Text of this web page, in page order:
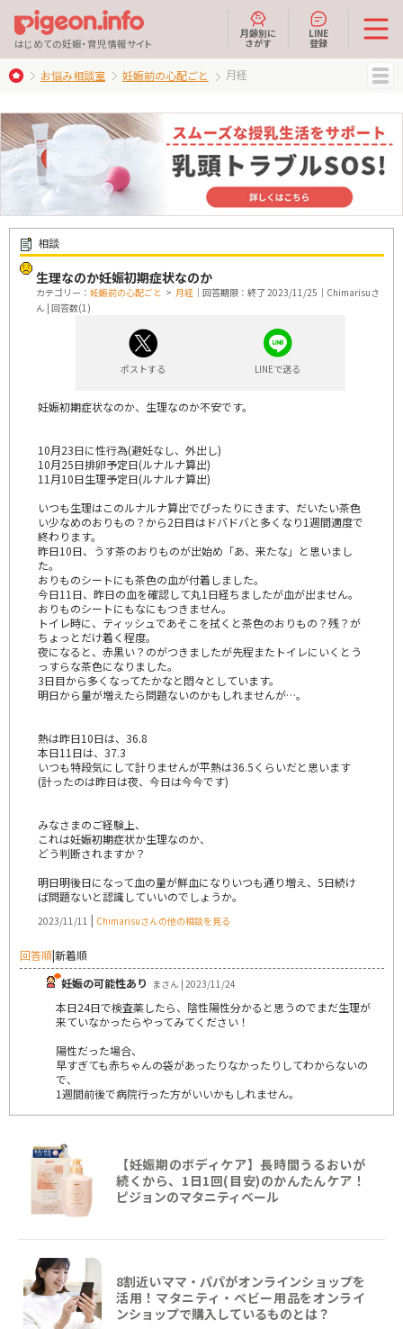
はじめての妊娠・育児情報サイト
月齢別に
さがす
LINE
登録
お悩み相談室 妊娠前の心配ごと 月経
相談
生理なのか妊娠初期症状なのか
カテゴリー： 妊娠前の心配ごと > 月経 ｜回答期限：終了 2023/11/25｜Chimarisuさ
ん | 回答数(1)
ポストする LINEで送る
妊娠初期症状なのか、生理なのか不安です。
10月23日に性行為(避妊なし、外出し)
10月25日排卵予定日(ルナルナ算出)
11月10日生理予定日(ルナルナ算出)
いつも生理はこのルナルナ算出でぴったりにきます、だいたい茶色
い少なめのおりもの？から2日目はドバドバと多くなり1週間適度で
終わります。
昨日10日、うす茶のおりものが出始め「あ、来たな」と思いまし
た。
おりものシートにも茶色の血が付着しました。
今日11日、昨日の血を確認して丸1日経ちましたが血が出ません。
おりものシートにもなにもつきません。
トイレ時に、ティッシュであそこを拭くと茶色のおりもの？残？が
ちょっとだけ着く程度。
夜になると、赤黒い？のがつきましたが先程またトイレにいくとう
っすらな茶色になりました。
3日目から多くなってたかなと悶々としています。
明日から量が増えたら問題ないのかもしれませんが…。
熱は昨日10日は、36.8
本日11日は、37.3
いつも特段気にして計りませんが平熱は36.5くらいだと思います
(計ったのは昨日は夜、今日は今今です)
みなさまのご経験上、
これは妊娠初期症状か生理なのか、
どう判断されますか？
明日明後日になって血の量が鮮血になりいつも通り増え、5日続け
ば問題ないと認識していいのでしょうか。
2023/11/11 | Chimarisuさんの他の相談を見る
回答順|新着順
妊娠の可能性あり まさん | 2023/11/24
本日24日で検査薬したら、陰性陽性分かると思うのでまだ生理が
来ていなかったらやってみてください！
陽性だった場合、
早すぎても赤ちゃんの袋があったりなかったりしてわからないの
で、
1週間前後で病院行った方がいいかもしれません。
【妊娠期のボディケア】長時間うるおいが
続くから、1日1回(目安)のかんたんケア！
ピジョンのマタニティベール
8割近いママ・パパがオンラインショップを
活用！マタニティ・ベビー用品をオンライ
ンショップで購入しているものとは？